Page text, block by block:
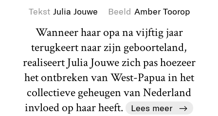
Tekst Julia Jouwe Beeld Amber Toorop
Wanneer haar opa na vijftig jaar
terugkeert naar zijn geboorteland,
realiseert Julia Jouwe zich pas hoezeer
het ontbreken van West-Papua in het
collectieve geheugen van Nederland
invloed op haar heeft.
Lees meer